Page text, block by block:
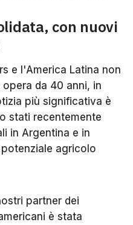
con nuovi
e l'America Latina non
da 40 anni, in
più significativa è
stati recentemente
in Argentina e in
agricolo
partner dei
è stata